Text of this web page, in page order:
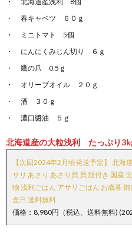
春キャベツ ６０ｇ
ミニトマト 5個
にんにくみじん切り ６ｇ
鷹の爪 0.5ｇ
オリーブオイル ２０ｇ
酒 ３０ｇ
濃口醬油 ５ｇ
北海道産の大粒浅利 たっぷり3
【次回2024年2月頃発送予定】 北海
サリ あさり あさり貝 貝 殻付き 国産
物 浅利ごはん アサリごはん お歳暮
念日 送料無料
価格：8,980円（税込、送料無料)